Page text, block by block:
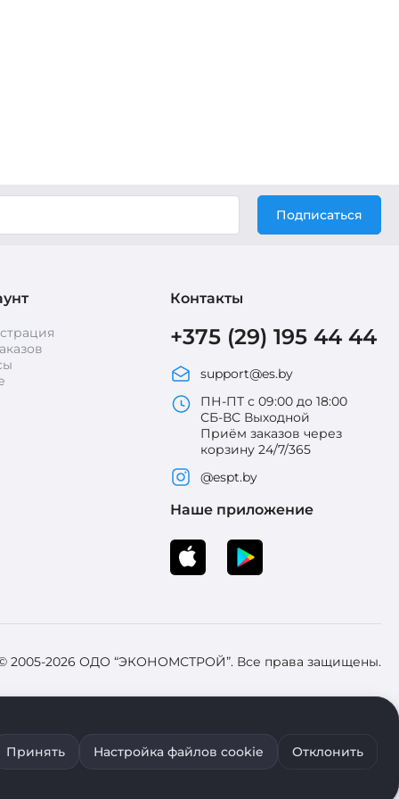
Подписаться
Контакты
+375 (29) 195 44 44
support@es.by
ПН-ПТ с 09:00 до 18:00
СБ-ВС Выходной
Приём заказов через
корзину 24/7/365
@espt.by
Наше приложение
2005-2026 ОДО “ЭКОНОМСТРОЙ”. Все права защищены.
Брестский областной исполнительный комитет 31
cookie воспользуйтесь соответствующими настройками
Принять Настройка файлов cookie Отклонить